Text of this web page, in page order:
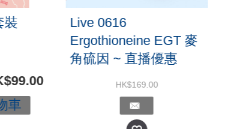
裝
車
Live 0616
Ergothioneine EGT 麥
角硫因 ~ 直播優惠
HK$169.00